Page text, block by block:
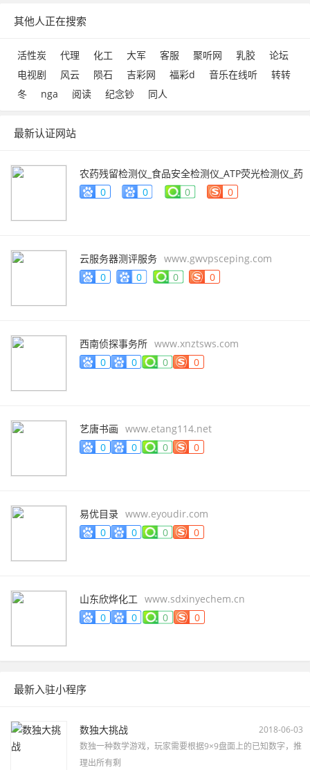
其他人正在搜索
活性炭 代理 化工 大军 客服 聚听网 乳胶
论坛
电视剧
风云 陨石 吉彩网 福彩d 音乐在线听
转转
冬
nga 阅读 纪念钞 同人
最新认证网站
农药残留检测仪_食品安全检测仪_ATP荧光检测仪_药
物残留检测仪_辰安智检（上海）科学仪器有限公
0 0 0 0
云服务器测评服务 www.gwvpsceping.com
0
0 0 0
西南侦探事务所 www.xnztsws.com
0
0 0 0
艺唐书画 www.etang114.net
0
0 0 0
易优目录 www.eyoudir.com
0
0 0 0
山东欣烨化工 www.sdxinyechem.cn
0
0 0 0
最新入驻小程序
数独大挑战
2018-06-03
数独一种数学游戏，玩家需要根据9×9盘面上的已知数字，推
理出所有剩